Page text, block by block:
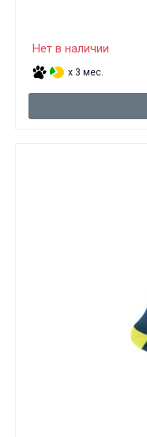
Нет в наличии
x 3 мес.